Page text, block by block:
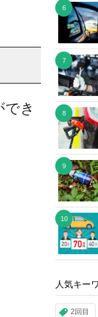
き
人気キー
2回目